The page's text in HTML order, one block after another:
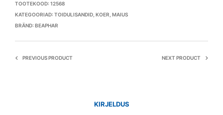
TOOTEKOOD: 12568
KATEGOORIAD: TOIDULISANDID KOER MAIUS
BRÄND: BEAPHAR
PREVIOUS PRODUCT NEXT PRODUCT
KIRJELDUS